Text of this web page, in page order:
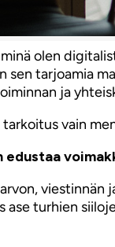
olen
tarjoamia
ja
tarkoitus vain
edustaa
viestinnän
ase turhien